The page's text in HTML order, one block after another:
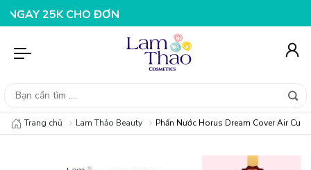
ĐƠN HÀNG 199K
Trang chủ Lam Thảo Beauty Phấn Nước Horus Dream Cover Air